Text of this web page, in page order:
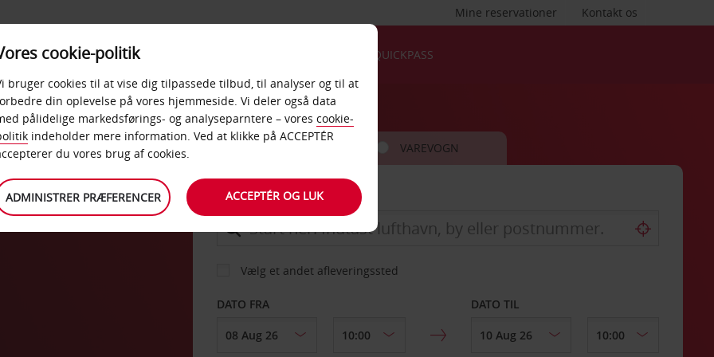
Kontakt os
Mine reservationer
PRODUKTER &
KONTORER
QUICKPASS
BIL VAREVOGN
AFHENT FRA
Vælg et andet afleveringssted
DATO FRA DATO TIL
cookie-politik
bruger cookies til at vise dig tilpassede tilbud, til analyser og til at
din oplevelse på vores hjemmeside. Vi deler også data
pålidelige markedsførings- og analyseparntere – vores cookie-
indeholder mere information. Ved at klikke på ACCEPTÉR
du vores brug af cookies.
ADMINISTRER PRÆFERENCER ACCEPTÉR OG LUK